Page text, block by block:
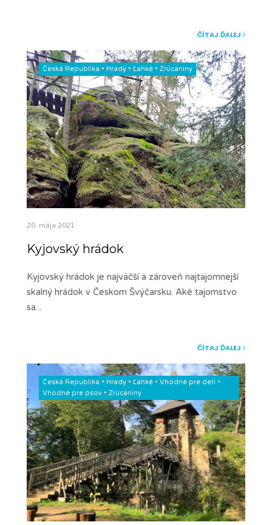
ČÍTAJ ĎALEJ
Česká Republika • Hrady • Ľahké • Zrúcaniny
20. mája 2021
Kyjovský hrádok
Kyjovský hrádok je najväčší a zároveň najtajomnejší
skalný hrádok v Českom Švýčarsku. Aké tajomstvo
sa...
ČÍTAJ ĎALEJ
Česká Republika • Hrady • Ľahké • Vhodné pre deti •
Vhodné pre psov • Zrúcaniny